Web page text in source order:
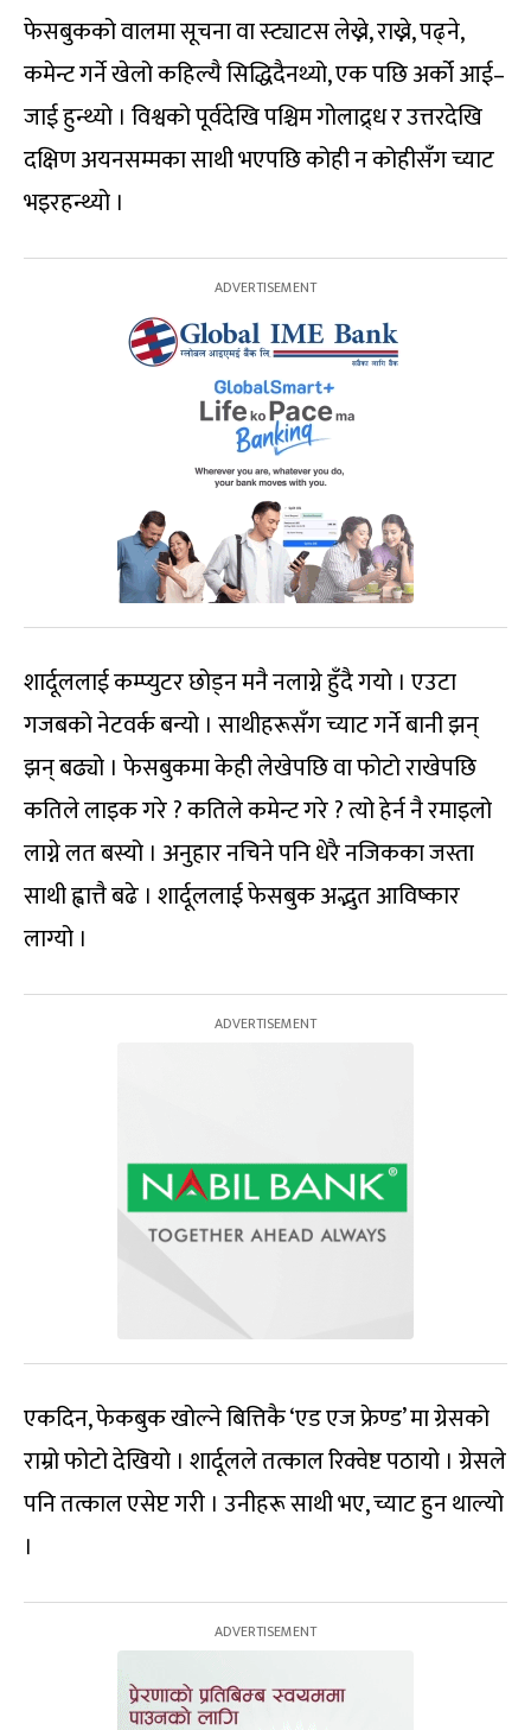
फेसबुकको वालमा सूचना वा स्ट्याटस लेख्ने, राख्ने, पढ्ने,
कमेन्ट गर्ने खेलो कहिल्यै सिद्धिदैनथ्यो, एक पछि अर्को आई–
जाई हुन्थ्यो । विश्वको पूर्वदेखि पश्चिम गोलाद्र्ध र उत्तरदेखि
दक्षिण अयनसम्मका साथी भएपछि कोही न कोहीसँग च्याट
भइरहन्थ्यो ।
शार्दूललाई कम्प्युटर छोड्न मनै नलाग्ने हुँदै गयो । एउटा
गजबको नेटवर्क बन्यो । साथीहरूसँग च्याट गर्ने बानी झन्
झन् बढ्यो । फेसबुकमा केही लेखेपछि वा फोटो राखेपछि
कतिले लाइक गरे ? कतिले कमेन्ट गरे ? त्यो हेर्न नै रमाइलो
लाग्ने लत बस्यो । अनुहार नचिने पनि धेरै नजिकका जस्ता
साथी ह्वात्तै बढे । शार्दूललाई फेसबुक अद्भुत आविष्कार
लाग्यो ।
एकदिन, फेकबुक खोल्ने बित्तिकै ‘एड एज फ्रेण्ड’ मा ग्रेसको
राम्रो फोटो देखियो । शार्दूलले तत्काल रिक्वेष्ट पठायो । ग्रेसले
पनि तत्काल एसेप्ट गरी । उनीहरू साथी भए, च्याट हुन थाल्यो
।